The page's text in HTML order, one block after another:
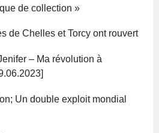
de collection »
de Chelles et Torcy ont rouvert
– Ma révolution à
Un double exploit mondial